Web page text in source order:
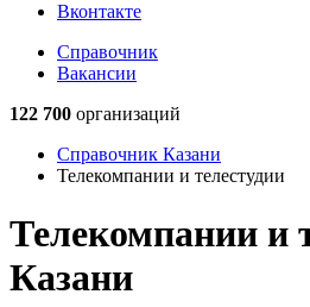
Вконтакте
Справочник
Вакансии
122 700 организаций
Справочник Казани
Телекомпании и телестудии
Телекомпании и
Казани